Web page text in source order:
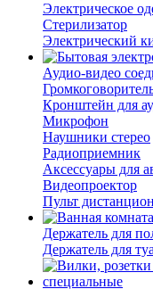
Электрическое
Стерилизатор
Электрический
Аудио-видео
Кронштейн для
Микрофон
Наушники стерео
Радиоприемник
Аксессуары для
Видеопроектор
Пульт
Держатель для
Держатель для